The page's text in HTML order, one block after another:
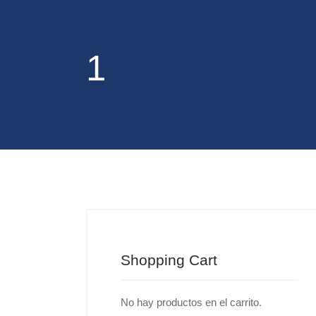
1
Shopping Cart
No hay productos en el carrito.